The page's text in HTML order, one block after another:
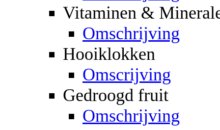
Vitaminen &
Omschrijving
Hooiklokken
Omscrijving
Gedroogd fruit
Omschrijving